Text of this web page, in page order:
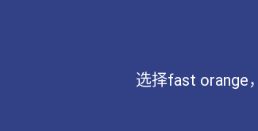
选择fast orange